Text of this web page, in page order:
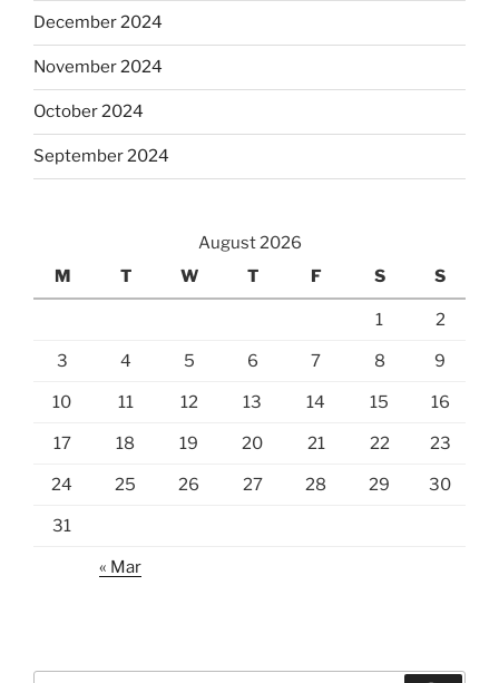
December 2024
November 2024
October 2024
September 2024
August 2026
M
T W T F S S
1 2
3 4 5 6 7 8 9
10 11 12 13 14 15 16
17 18 19 20 21 22 23
24 25 26 27 28 29 30
31
« Mar